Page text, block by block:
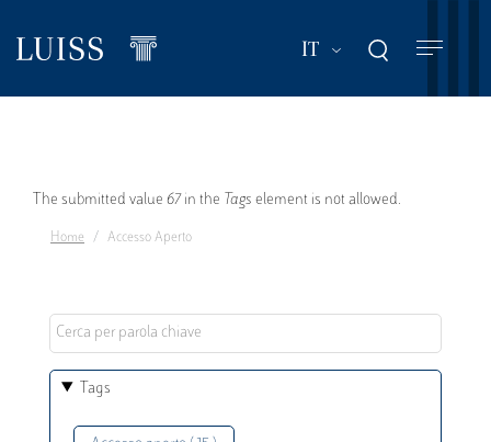
contenuto
IT Mostra ulteriori
Messaggio
di
The submitted value 67 in the Tags element is not allowed.
Home Accesso Aperto
Tags